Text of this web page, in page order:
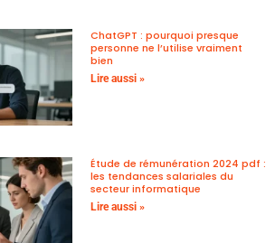
ChatGPT : pourquoi presque
personne ne l’utilise vraiment
bien
Lire aussi »
Étude de rémunération 2024 pdf :
les tendances salariales du
secteur informatique
Lire aussi »